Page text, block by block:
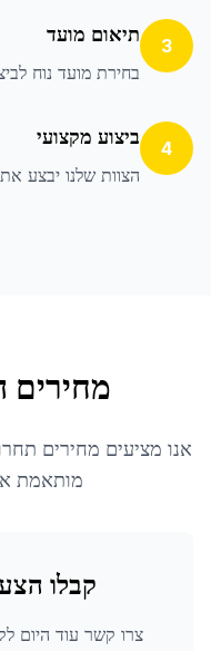
3 תיאום מועד
בחירת מועד נוח
4 ביצוע מקצועי
הצוות שלנו יבצע
מחירים
אנו מציעים מחירים
מותאמת
קבלו
צרו קשר עוד היום